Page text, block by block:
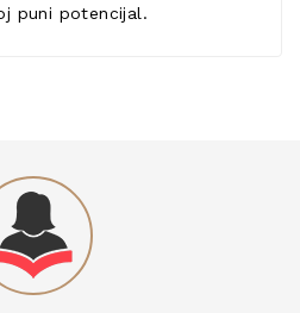
puni potencijal.